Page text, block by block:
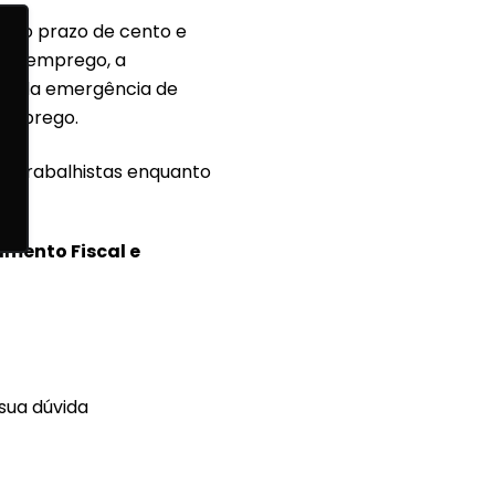
o prazo de cento e
emprego, a
da emergência de
trabalhistas enquanto
Fiscal e
dúvida